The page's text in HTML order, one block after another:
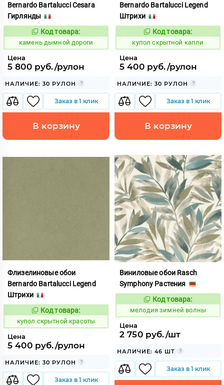
Bernardo Bartalucci Cesara
Гирлянды
Код:
612647
Код товара:
камень дымной дороги
Цена
5 800 руб./рулон
НАЛИЧИЕ: 30 РУЛОН
Заказ в 1 клик
В корзину
Bernardo Bartalucci Legend
Штрихи
Код:
855037
Код товара:
купол скрытной капли
Цена
5 400 руб./рулон
НАЛИЧИЕ: 30 РУЛОН
Заказ в 1 клик
В корзину
Флизелиновые обои
Bernardo Bartalucci Legend
Штрихи
Код:
855040
Код товара:
купол скрытной красоты
Цена
5 400 руб./рулон
НАЛИЧИЕ: 30 РУЛОН
Заказ в 1 клик
Виниловые обои Rasch
Symphony Растения
Код:
957012
Код товара:
мелодия зимней волны
Цена
2 750 руб./шт
НАЛИЧИЕ: 46 ШТ
Заказ в 1 клик